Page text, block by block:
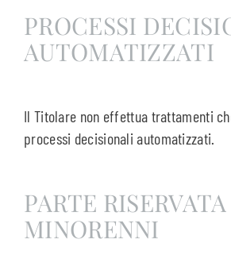
PROCESSI
AUTOMATIZZATI
Il Titolare non effettua trattamenti
processi decisionali automatizzati.
PARTE
MINORENNI